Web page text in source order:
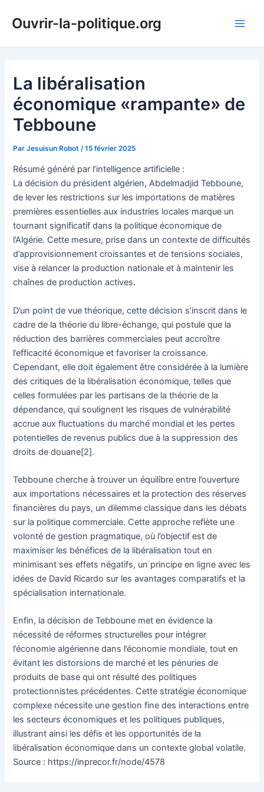
Ouvrir-la-politique.org
La libéralisation
économique «rampante» de
Tebboune
ParJesuisun Robot /15 février 2025
Résumé généré par l’intelligence artificielle :
La décision du président algérien, Abdelmadjid Tebboune,
de lever les restrictions sur les importations de matières
premières essentielles aux industries locales marque un
tournant significatif dans la politique économique de
l’Algérie. Cette mesure, prise dans un contexte de difficultés
d’approvisionnement croissantes et de tensions sociales,
vise à relancer la production nationale et à maintenir les
chaînes de production actives.
D’un point de vue théorique, cette décision s’inscrit dans le
cadre de la théorie du libre-échange, qui postule que la
réduction des barrières commerciales peut accroître
l’efficacité économique et favoriser la croissance.
Cependant, elle doit également être considérée à la lumière
des critiques de la libéralisation économique, telles que
celles formulées par les partisans de la théorie de la
dépendance, qui soulignent les risques de vulnérabilité
accrue aux fluctuations du marché mondial et les pertes
potentielles de revenus publics due à la suppression des
droits de douane[2].
Tebboune cherche à trouver un équilibre entre l’ouverture
aux importations nécessaires et la protection des réserves
financières du pays, un dilemme classique dans les débats
sur la politique commerciale. Cette approche reflète une
volonté de gestion pragmatique, où l’objectif est de
maximiser les bénéfices de la libéralisation tout en
minimisant ses effets négatifs, un principe en ligne avec les
idées de David Ricardo sur les avantages comparatifs et la
spécialisation internationale.
Enfin, la décision de Tebboune met en évidence la
nécessité de réformes structurelles pour intégrer
l’économie algérienne dans l’économie mondiale, tout en
évitant les distorsions de marché et les pénuries de
produits de base qui ont résulté des politiques
protectionnistes précédentes. Cette stratégie économique
complexe nécessite une gestion fine des interactions entre
les secteurs économiques et les politiques publiques,
illustrant ainsi les défis et les opportunités de la
libéralisation économique dans un contexte global volatile.
Source : https://inprecor.fr/node/4578